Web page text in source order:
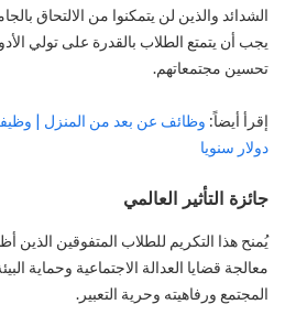
الشدائد والذين لن يتمكنوا من الالتحاق
يجب أن يتمتع الطلاب بالقدرة على تولي
تحسين مجتمعاتهم.
إقرأ أيضاً:
دولار سنويا
جائزة التأثير العالمي
يُمنح هذا التكريم للطلاب المتفوقين الذين
معالجة قضايا العدالة الاجتماعية وحماية
المجتمع ورفاهيته وحرية التعبير.